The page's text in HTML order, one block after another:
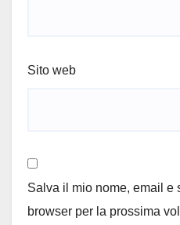
Sito web
Salva il mio nome, email e
browser per la prossima